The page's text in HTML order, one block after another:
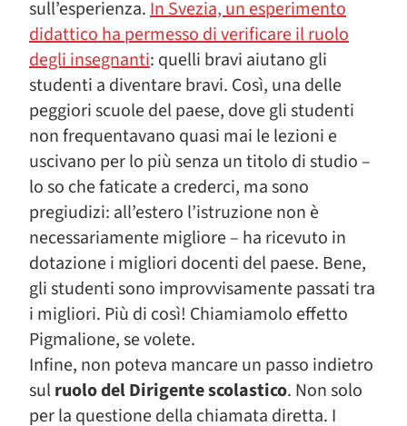
sull’esperienza.In Svezia, un esperimento
didattico ha permesso di verificare il ruolo
degli insegnanti: quelli bravi aiutano gli
studenti a diventare bravi. Così, una delle
peggiori scuole del paese, dove gli studenti
non frequentavano quasi mai le lezioni e
uscivano per lo più senza un titolo di studio –
lo so che faticate a crederci, ma sono
pregiudizi: all’estero l’istruzione non è
necessariamente migliore – ha ricevuto in
dotazione i migliori docenti del paese. Bene,
gli studenti sono improvvisamente passati tra
i migliori. Più di così! Chiamiamolo effetto
Pigmalione, se volete.
Infine, non poteva mancare un passo indietro
sulruolo del Dirigente scolastico. Non solo
per la questione della chiamata diretta. I